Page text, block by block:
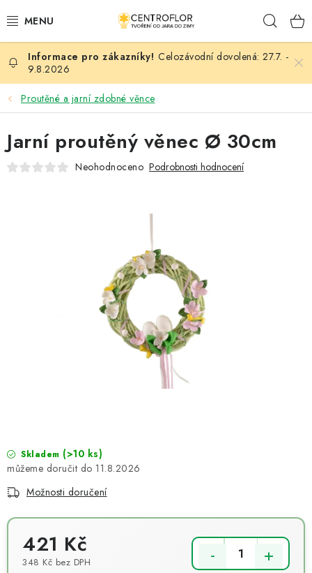
na
SEZÓNNÍ TVOŘENÍ
DŘEVĚNÉ VÝROBKY
MEDAILE
PLACKY A MAGNETKY
O nás - kdo jsme?
Moje objednávka
Celozávodní dovolená: 27.7. -
9.8.2026
Proutěné a jarní zdobné věnce
Skladem (>10 ks)
11.8.2026
Možnosti doručení
421 Kč
348 Kč bez DPH
Jarní proutěný věnec Ø 30cm
Neohodnoceno Podrobnosti hodnocení